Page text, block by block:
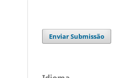
Enviar Submissão